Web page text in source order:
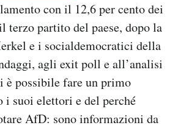
con il 12,6 per cento dei
terzo partito del paese, dopo la
e i socialdemocratici della
agli exit poll e all’analisi
è possibile fare un primo
suoi elettori e del perché
AfD: sono informazioni da